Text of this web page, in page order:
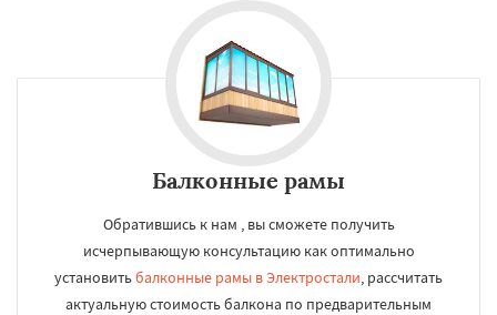
Балконные рамы
Обратившись к нам , вы сможете получить
исчерпывающую консультацию как оптимально
установитьбалконные рамы в Электростали, рассчитать
актуальную стоимость балкона по предварительным